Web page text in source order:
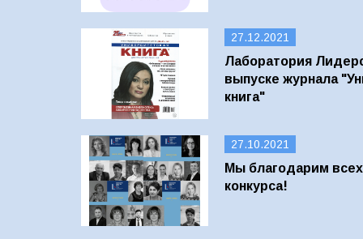
27.12.2021
Лаборатория
выпуске журнала
книга"
27.10.2021
Мы благодарим
конкурса!